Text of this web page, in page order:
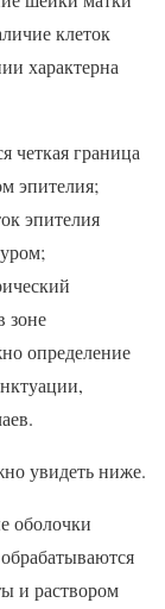
клеток
характерна
четкая граница
эпителия;
эпителия
зоне
определение
увидеть ниже.
оболочки
и раствором